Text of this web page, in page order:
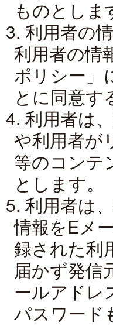
ものとしま
3. 利用者の
利用者の情
ポリシー」
とに同意す
4. 利用者は
や利用者が
等のコンテ
とします。
5. 利用者は
情報をEメ
録された利
届かず発信
ールアドレ
パスワード